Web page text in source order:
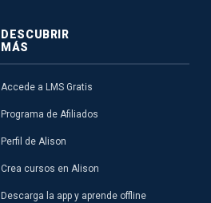
DESCUBRIR
MÁS
Accede a LMS Gratis
Programa de Afiliados
Perfil de Alison
Crea cursos en Alison
Descarga la app y aprende offline